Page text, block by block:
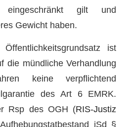
eingeschränkt gilt und
Gewicht haben.
ist
die mündliche Verhandlung
keine verpflichtend
des Art 6 EMRK.
Rsp des OGH (RIS-Justiz
iSd §